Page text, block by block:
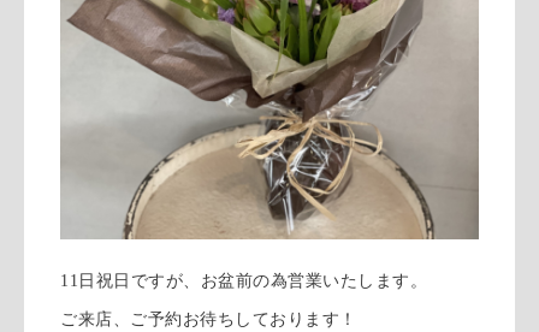
11日祝日ですが、お盆前の為営業いたします。
ご来店、ご予約お待ちしております！